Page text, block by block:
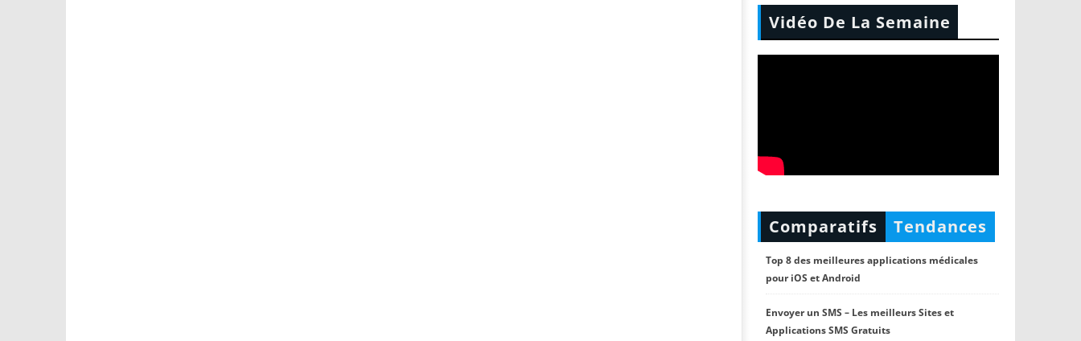
Vidéo De La Semaine
Comparatifs Tendances
Top 8 des meilleures applications médicales
pour iOS et Android
Envoyer un SMS – Les meilleurs Sites et
Applications SMS Gratuits